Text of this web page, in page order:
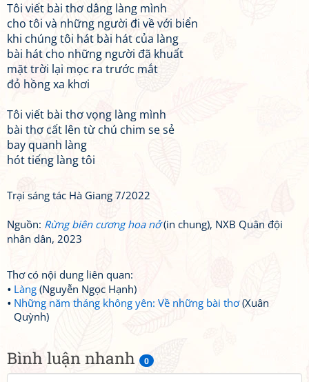
Bình luận nhanh 0
Tôi viết bài thơ dâng làng mình
cho tôi và những người đi về với biển
khi chúng tôi hát bài hát của làng
bài hát cho những người đã khuất
mặt trời lại mọc ra trước mắt
đỏ hồng xa khơi
Tôi viết bài thơ vọng làng mình
bài thơ cất lên từ chú chim se sẻ
bay quanh làng
hót tiếng làng tôi
Trại sáng tác Hà Giang 7/2022
Nguồn: Rừng biên cương hoa nở(in chung), NXB Quân đội
nhân dân, 2023
Thơ có nội dung liên quan:
Làng (Nguyễn Ngọc Hạnh)
Những năm tháng không yên: Về những bài thơ(Xuân
Quỳnh)